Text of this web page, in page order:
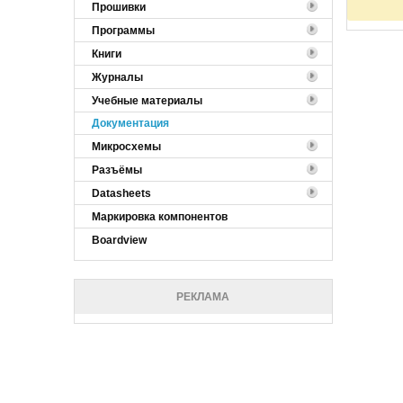
Прошивки
Программы
Книги
Журналы
Учебные материалы
Документация
Микросхемы
Разъёмы
Datasheets
Маркировка компонентов
Boardview
РЕКЛАМА